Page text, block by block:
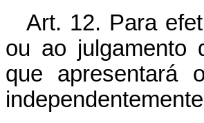
Art. 12. Para
ou ao julgamento
que apresentará